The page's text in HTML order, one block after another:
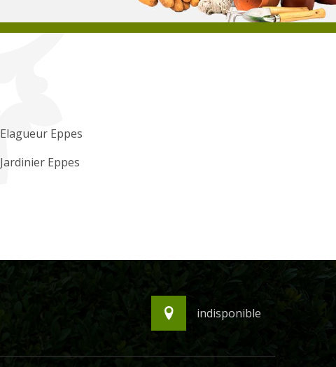
Elagueur Eppes
Jardinier Eppes
indisponible